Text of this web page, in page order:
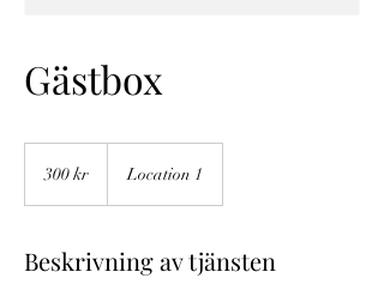
Gästbox
kronor300 kr Location 1
Beskrivning av tjänsten